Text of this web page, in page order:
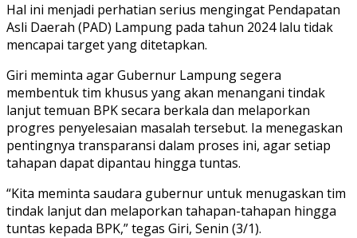
Hal ini menjadi perhatian serius mengingat Pendapatan
Asli Daerah (PAD) Lampung pada tahun 2024 lalu tidak
mencapai target yang ditetapkan.
Giri meminta agar Gubernur Lampung segera
membentuk tim khusus yang akan menangani tindak
lanjut temuan BPK secara berkala dan melaporkan
progres penyelesaian masalah tersebut. Ia menegaskan
pentingnya transparansi dalam proses ini, agar setiap
tahapan dapat dipantau hingga tuntas.
“Kita meminta saudara gubernur untuk menugaskan tim
tindak lanjut dan melaporkan tahapan-tahapan hingga
tuntas kepada BPK,” tegas Giri, Senin (3/1).